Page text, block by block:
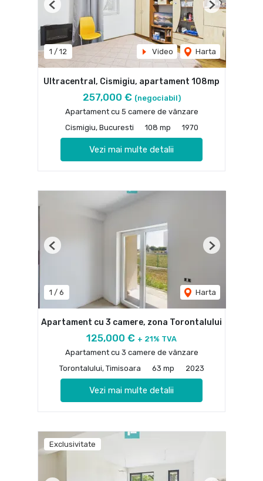
1 / 12 Video Harta
Previous Next
Ultracentral, Cismigiu, apartament 108mp
257,000 € (negociabil)
Apartament cu 5 camere de vânzare
Cismigiu, Bucuresti
108 mp 1970
Vezi mai multe detalii
1 / 6 Harta
Previous Next
Apartament cu 3 camere, zona Torontalului
125,000 € + 21% TVA
Apartament cu 3 camere de vânzare
Torontalului, Timisoara
63 mp 2023
Vezi mai multe detalii
Exclusivitate